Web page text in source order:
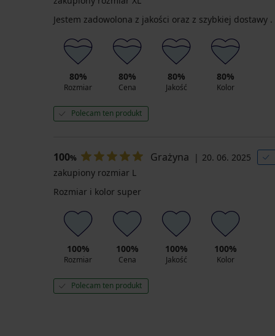
Jestem zadowolona z jakości oraz z szybkiej dostawy .
80%
Rozmiar
80%
Cena
80%
Jakość
80%
Kolor
Polecam ten produkt
100% Grażyna 20. 06. 2025
zakupiony rozmiar L
Rozmiar i kolor super
100%
Rozmiar
100%
Cena
100%
Jakość
100%
Kolor
Polecam ten produkt